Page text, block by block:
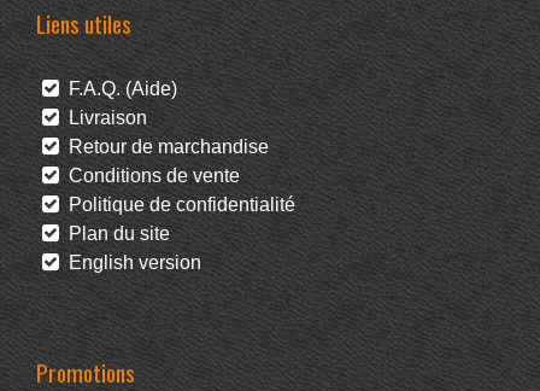
Liens utiles
F.A.Q. (Aide)
Livraison
Retour de marchandise
Conditions de vente
Politique de confidentialité
Plan du site
English version
Promotions